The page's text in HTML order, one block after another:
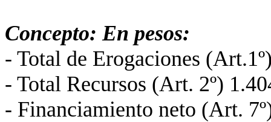
Concepto: En pesos:
- Total de Erogaciones
- Total Recursos (Art. 2º)
- Financiamiento neto (Art.